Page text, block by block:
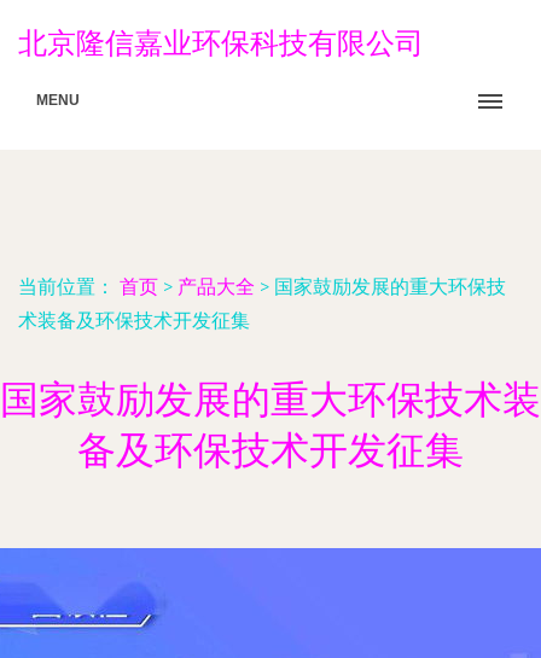
北京隆信嘉业环保科技有限公司
MENU
当前位置： 首页 > 产品大全 > 国家鼓励发展的重大环保技
术装备及环保技术开发征集
国家鼓励发展的重大环保技术装
备及环保技术开发征集